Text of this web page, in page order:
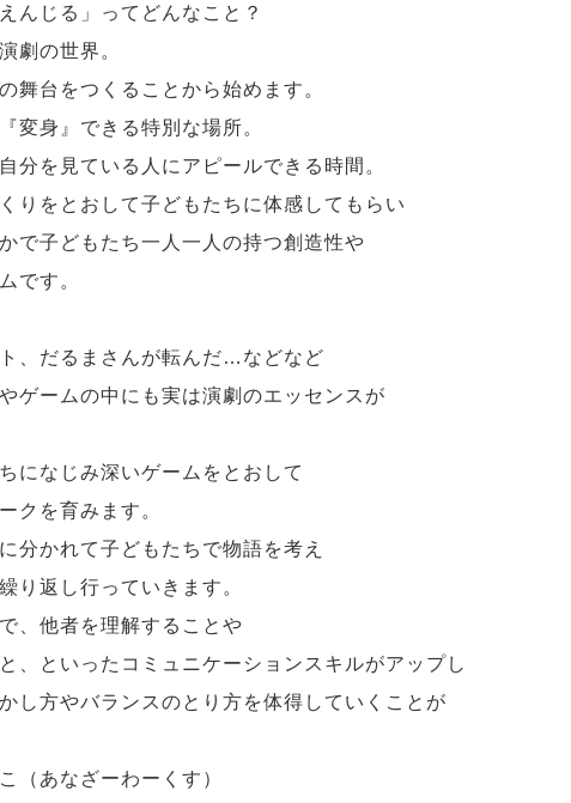
んじる」ってどんなこと？
劇の世界。
舞台をつくることから始めます。
変身』できる特別な場所。
分を見ている人にアピールできる時間。
りをとおして子どもたちに体感してもらい
で子どもたち一人一人の持つ創造性や
です。
、だるまさんが転んだ…などなど
ゲームの中にも実は演劇のエッセンスが
になじみ深いゲームをとおして
クを育みます。
分かれて子どもたちで物語を考え
り返し行っていきます。
、他者を理解することや
、といったコミュニケーションスキルがアップし
し方やバランスのとり方を体得していくことが
（ あなざーわーくす ）